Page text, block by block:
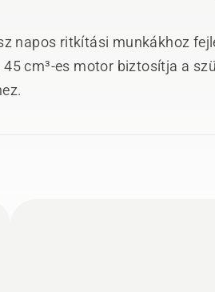
napos ritkítási munkákhoz
cm³-es motor biztosítja a